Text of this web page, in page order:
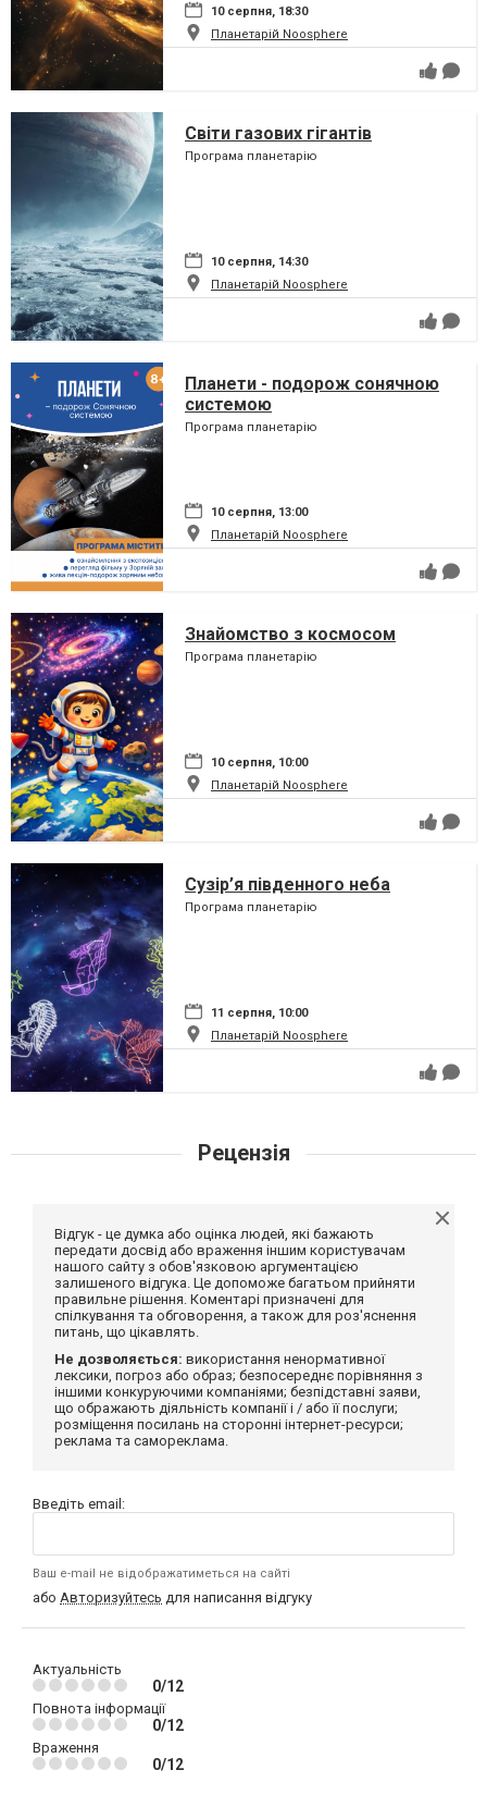
10 серпня, 18:30
Планетарій Noosphere
Світи газових гігантів
Програма планетарію
10 серпня, 14:30
Планетарій Noosphere
Планети - подорож сонячною
системою
Програма планетарію
10 серпня, 13:00
Планетарій Noosphere
Знайомство з космосом
Програма планетарію
10 серпня, 10:00
Планетарій Noosphere
Сузір’я південного неба
Програма планетарію
11 серпня, 10:00
Планетарій Noosphere
Рецензія
Відгук - це думка або оцінка людей, які бажають
передати досвід або враження іншим користувачам
нашого сайту з обов'язковою аргументацією
залишеного відгука. Це допоможе багатьом прийняти
правильне рішення. Коментарі призначені для
спілкування та обговорення, а також для роз'яснення
питань, що цікавлять.
Не дозволяється: використання ненормативної
лексики, погроз або образ; безпосереднє порівняння з
іншими конкуруючими компаніями; безпідставні заяви,
що ображають діяльність компанії і / або її послуги;
розміщення посилань на сторонні інтернет-ресурси;
реклама та самореклама.
Введіть email:
Ваш e-mail не відображатиметься на сайті
або Авторизуйтесь для написання відгуку
Актуальність
0/12
Повнота інформації
0/12
Враження
0/12